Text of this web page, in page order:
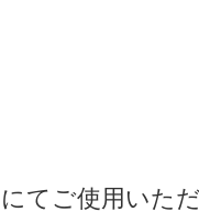
てご使用いた